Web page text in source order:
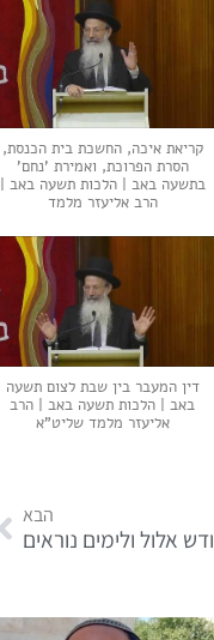
קריאת איכה, החשכת בית הכנסת,
הסרת הפרוכת, ואמירת 'נחם'
בתשעה באב | הלכות תשעה באב |
הרב אליעזר מלמד
דין המעבר בין שבת לצום תשעה
באב | הלכות תשעה באב | הרב
אליעזר מלמד שליט"א
הבא
אלול ולימים נוראים